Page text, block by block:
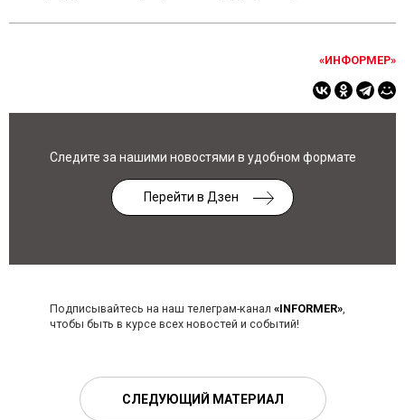
«ИНФОРМЕР»
Следите за нашими новостями в удобном формате
Перейти в Дзен
Подписывайтесь на наш телеграм-канал «INFORMER»
чтобы быть в курсе всех новостей и событий!
СЛЕДУЮЩИЙ МАТЕРИАЛ